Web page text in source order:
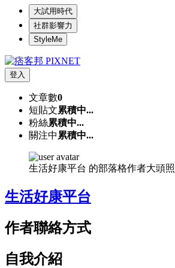
大試用時代
社群影響力
StyleMe
登入
文章數0
短貼文累積中...
粉絲累積中...
關注中 累積中...
生活好康平台 的部落格作者大頭照
生活好康平台
作者聯絡方式
自我介紹